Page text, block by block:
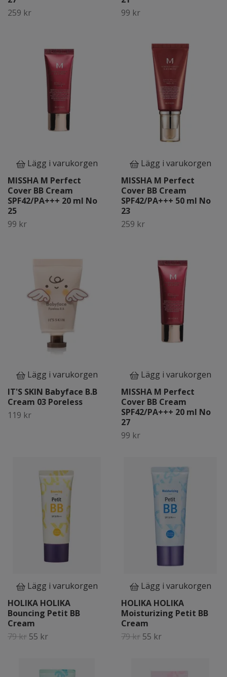
259 kr
99 kr
Lägg i varukorgen
MISSHA M Perfect
Cover BB Cream
SPF42/PA+++ 20 ml No
25
99 kr
Lägg i varukorgen
MISSHA M Perfect
Cover BB Cream
SPF42/PA+++ 50 ml No
23
259 kr
Lägg i varukorgen
IT'S SKIN Babyface B.B
Cream 03 Poreless
119 kr
Lägg i varukorgen
MISSHA M Perfect
Cover BB Cream
SPF42/PA+++ 20 ml No
27
99 kr
Lägg i varukorgen
HOLIKA HOLIKA
Bouncing Petit BB
Cream
79 kr 55 kr
Lägg i varukorgen
HOLIKA HOLIKA
Moisturizing Petit BB
Cream
79 kr 55 kr